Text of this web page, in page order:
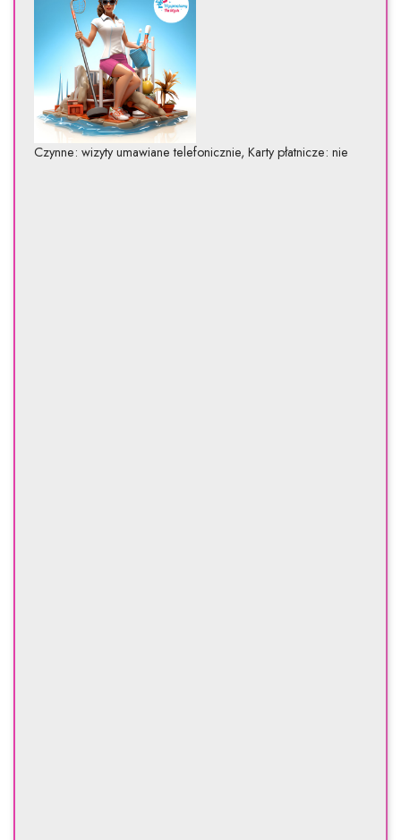
Czynne: wizyty umawiane telefonicznie, Karty płatnicze: nie